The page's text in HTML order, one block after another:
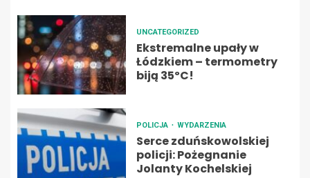
UNCATEGORIZED
Ekstremalne upały w
Łódzkiem – termometry
biją 35ºC!
POLICJA WYDARZENIA
Serce zduńskowolskiej
policji: Pożegnanie
Jolanty Kochelskiej